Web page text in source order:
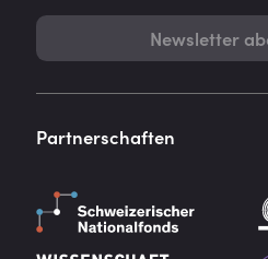
Newsletter
Partnerschaften